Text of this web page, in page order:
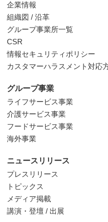
企業情報
組織図 / 沿革
グループ事業所一覧
CSR
情報セキュリティポリシー
カスタマーハラスメント対応
グループ事業
ライフサービス事業
介護サービス事業
フードサービス事業
海外事業
ニュースリリース
プレスリリース
トピックス
メディア掲載
講演・登壇 / 出展